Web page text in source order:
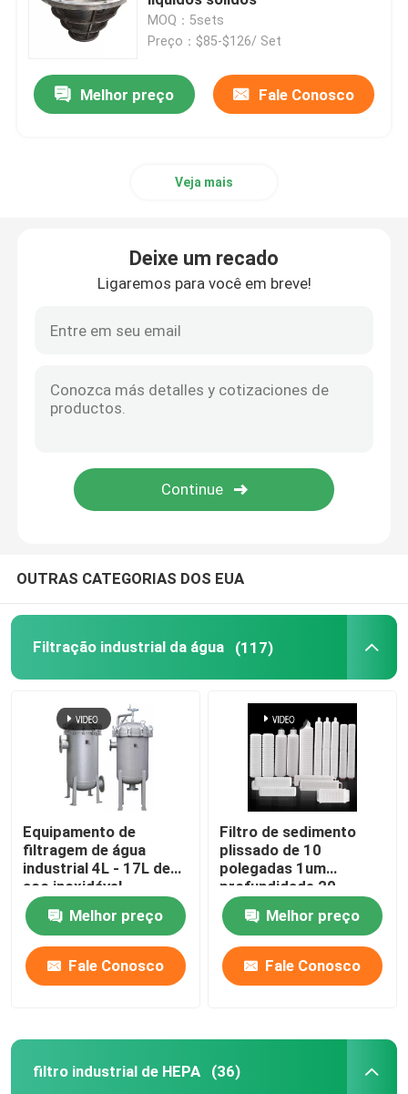
Filtros Industriais de Cartucho
Carcaça de filtro de cartucho múltiplo
Tela de fio da cunha
Cestas de fio da cunha
tela de peneira
Ecrã de peneira industrial
MOQ：5sets
Preço：$85-$126/ Set
Melhor preço Fale Conosco
Veja mais
Deixe um recado
Ligaremos para você em breve!
OUTRAS CATEGORIAS DOS EUA
Filtração industrial da água (117)
Equipamento de
filtragem de água
industrial 4L - 17L de
aço inoxidável
Melhor preço
Fale Conosco
Filtro de sedimento
plissado de 10
polegadas 1um
profundidade 20
mícrons cartucho de
filtro de águaMelhor preço
Fale Conosco
filtro industrial de HEPA (36)